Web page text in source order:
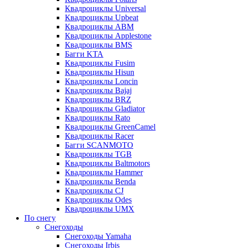
Квадроциклы Universal
Квадроциклы Upbeat
Квадроциклы ABM
Квадроциклы Applestone
Квадроциклы BMS
Багги KTA
Квадроциклы Fusim
Квадроциклы Hisun
Квадроциклы Loncin
Квадроциклы Bajaj
Квадроциклы BRZ
Квадроциклы Gladiator
Квадроциклы Rato
Квадроциклы GreenCamel
Квадроциклы Racer
Багги SCANMOTO
Квадроциклы TGB
Квадроциклы Baltmotors
Квадроциклы Hammer
Квадроциклы Benda
Квадроциклы CJ
Квадроциклы Odes
Квадроциклы UMX
По снегу
Снегоходы
Снегоходы Yamaha
Снегоходы Irbis